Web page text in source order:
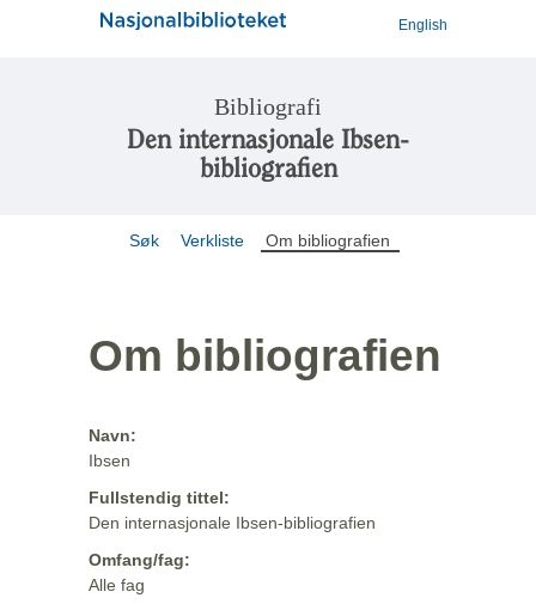
English
Bibliografi
Den internasjonale Ibsen-
bibliografien
Søk Verkliste Om bibliografien
Om bibliografien
Navn:
Ibsen
Fullstendig tittel:
Den internasjonale Ibsen-bibliografien
Omfang/fag:
Alle fag